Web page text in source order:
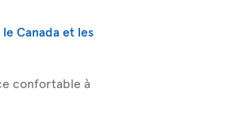
Canada et les
confortable à